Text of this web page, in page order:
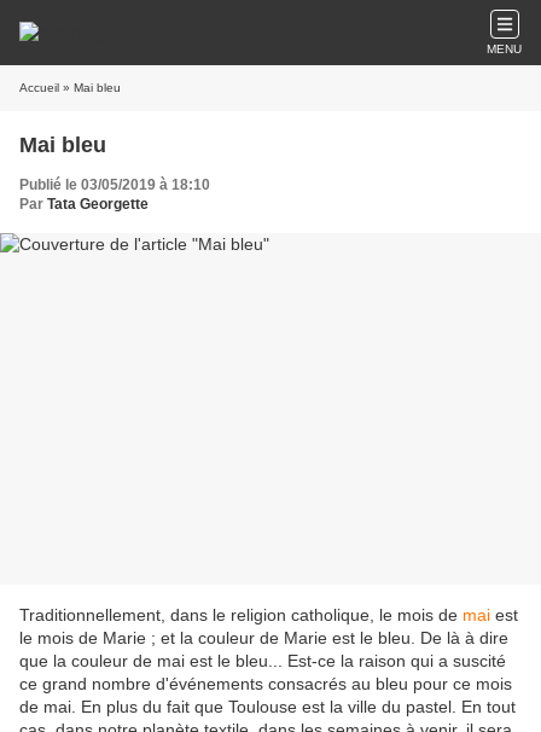
MENU
Accueil » Mai bleu
Mai bleu
Publié le 03/05/2019 à 18:10
Par Tata Georgette
Traditionnellement, dans le religion catholique, le mois de mai est
le mois de Marie ; et la couleur de Marie est le bleu. De là à dire
que la couleur de mai est le bleu... Est-ce la raison qui a suscité
ce grand nombre d'événements consacrés au bleu pour ce mois
de mai. En plus du fait que Toulouse est la ville du pastel. En tout